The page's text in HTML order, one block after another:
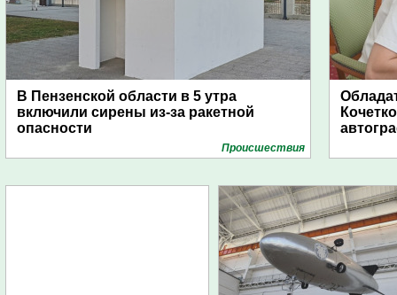
В Пензенской области в 5 утра
включили сирены из-за ракетной
опасности
Проиcшествия